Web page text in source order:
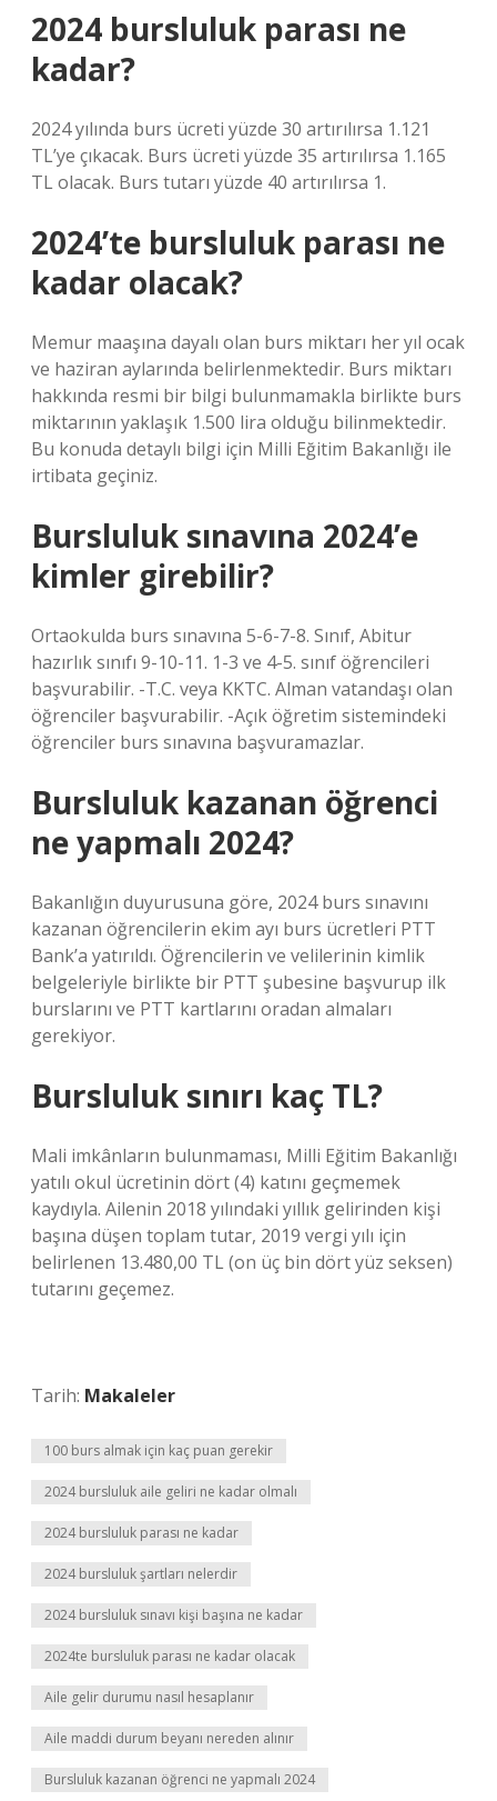
2024 bursluluk parası ne
kadar?
2024 yılında burs ücreti yüzde 30 artırılırsa 1.121
TL’ye çıkacak. Burs ücreti yüzde 35 artırılırsa 1.165
TL olacak. Burs tutarı yüzde 40 artırılırsa 1.
2024’te bursluluk parası ne
kadar olacak?
Memur maaşına dayalı olan burs miktarı her yıl ocak
ve haziran aylarında belirlenmektedir. Burs miktarı
hakkında resmi bir bilgi bulunmamakla birlikte burs
miktarının yaklaşık 1.500 lira olduğu bilinmektedir.
Bu konuda detaylı bilgi için Milli Eğitim Bakanlığı ile
irtibata geçiniz.
Bursluluk sınavına 2024’e
kimler girebilir?
Ortaokulda burs sınavına 5-6-7-8. Sınıf, Abitur
hazırlık sınıfı 9-10-11. 1-3 ve 4-5. sınıf öğrencileri
başvurabilir. -T.C. veya KKTC. Alman vatandaşı olan
öğrenciler başvurabilir. -Açık öğretim sistemindeki
öğrenciler burs sınavına başvuramazlar.
Bursluluk kazanan öğrenci
ne yapmalı 2024?
Bakanlığın duyurusuna göre, 2024 burs sınavını
kazanan öğrencilerin ekim ayı burs ücretleri PTT
Bank’a yatırıldı. Öğrencilerin ve velilerinin kimlik
belgeleriyle birlikte bir PTT şubesine başvurup ilk
burslarını ve PTT kartlarını oradan almaları
gerekiyor.
Bursluluk sınırı kaç TL?
Mali imkânların bulunmaması, Milli Eğitim Bakanlığı
yatılı okul ücretinin dört (4) katını geçmemek
kaydıyla. Ailenin 2018 yılındaki yıllık gelirinden kişi
başına düşen toplam tutar, 2019 vergi yılı için
belirlenen 13.480,00 TL (on üç bin dört yüz seksen)
tutarını geçemez.
Tarih: Makaleler
100 burs almak için kaç puan gerekir
2024 bursluluk aile geliri ne kadar olmalı
2024 bursluluk parası ne kadar
2024 bursluluk şartları nelerdir
2024 bursluluk sınavı kişi başına ne kadar
2024te bursluluk parası ne kadar olacak
Aile gelir durumu nasıl hesaplanır
Aile maddi durum beyanı nereden alınır
Bursluluk kazanan öğrenci ne yapmalı 2024